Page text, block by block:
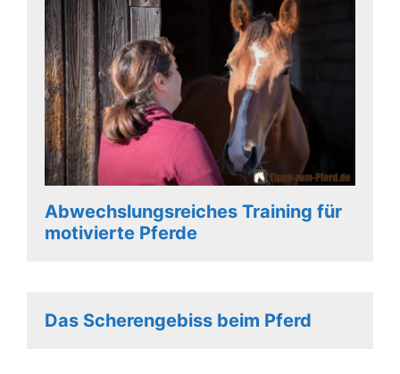
Abwechslungsreiches Training für
motivierte Pferde
Das Scherengebiss beim Pferd